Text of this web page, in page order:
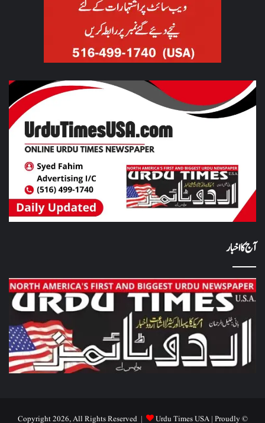
آج کا اخبار
© Copyright 2026, All Rights Reserved |
Urdu Times USA| Proudly